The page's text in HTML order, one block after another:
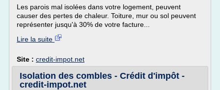
Les parois mal isolées dans votre logement, peuvent
causer des pertes de chaleur. Toiture, mur ou sol peuvent
représenter jusqu'à 30% de votre facture...
Lire la suite
Site : credit-impot.net
Isolation des combles - Crédit d'impôt -
credit-impot.net